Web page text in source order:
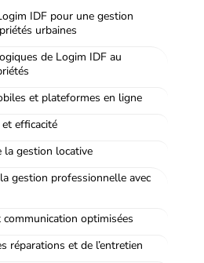
IDF pour une gestion
urbaines
de Logim IDF au
et plateformes en ligne
efficacité
la gestion locative
gestion professionnelle avec
communication optimisées
réparations et de l’entretien